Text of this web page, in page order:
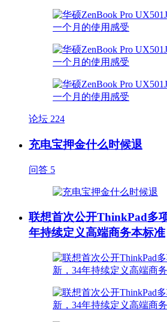
论坛 224
充电宝押金什么时候退
问答 5
联想首次公开ThinkPad多
年持续定义高端商务本标准